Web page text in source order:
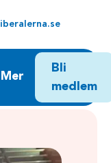
liberalerna.se
Mer
Bli
medlem